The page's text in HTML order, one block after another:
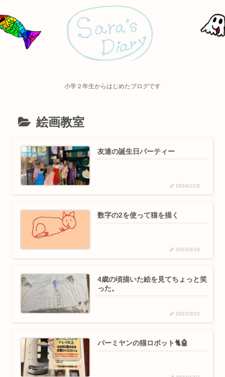
小学２年生からはじめたブログです
絵画教室
友達の誕生日パーティー￼
2024/11/3
数字の2を使って猫を描く
2023/3/14
4歳の頃描いた絵を見てちょっと笑
った。
2023/2/12
バーミヤンの猫ロボット🐈🤖